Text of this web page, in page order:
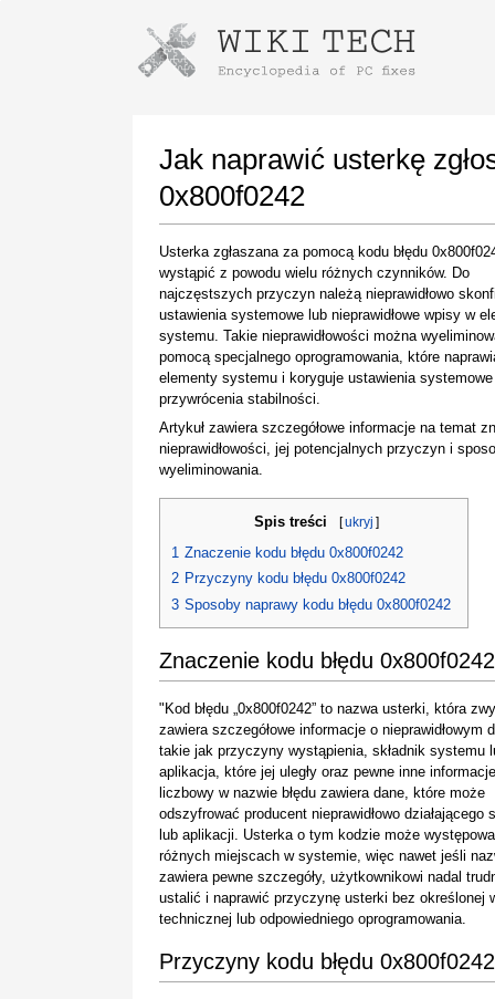
Jak naprawić usterkę
0x800f0242
Usterka zgłaszana za pomocą kodu błędu
wystąpić z powodu wielu różnych czynników. Do
najczęstszych przyczyn należą nieprawidłowo
ustawienia systemowe lub nieprawidłowe wpisy w
systemu. Takie nieprawidłowości można
pomocą specjalnego oprogramowania, które
elementy systemu i koryguje ustawienia
przywrócenia stabilności.
Artykuł zawiera szczegółowe informacje na temat
nieprawidłowości, jej potencjalnych przyczyn i
wyeliminowania.
Spis treści [ukryj ]
1 Znaczenie kodu błędu 0x800f0242
2 Przyczyny kodu błędu 0x800f0242
3 Sposoby naprawy kodu błędu 0x800f0242
Znaczenie kodu błędu 0x800f0242
"Kod błędu „0x800f0242” to nazwa usterki, która
zawiera szczegółowe informacje o nieprawidłowym
takie jak przyczyny wystąpienia, składnik systemu
aplikacja, które jej uległy oraz pewne inne
liczbowy w nazwie błędu zawiera dane, które może
odszyfrować producent nieprawidłowo działającego
lub aplikacji. Usterka o tym kodzie może
różnych miejscach w systemie, więc nawet jeśli
zawiera pewne szczegóły, użytkownikowi nadal
ustalić i naprawić przyczynę usterki bez określonej
technicznej lub odpowiedniego oprogramowania.
Przyczyny kodu błędu 0x800f0242
Instructions for downloading using
Once the download is complete, click on the
downloaded file link